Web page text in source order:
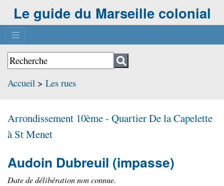
Le guide du Marseille colonial
Accueil > Les rues
Arrondissement 10ème - QuartierDe la Capelette
à St Menet
Audoin Dubreuil (impasse)
Date de délibération non connue.